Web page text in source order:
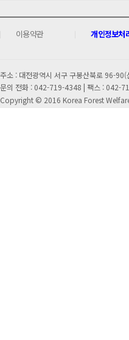
이용약관 개인정보처
주소 : 대전광역시 서구 구봉산북로 96-
문의 전화 : 042-719-4348 | 팩스 : 042-
Copyright © 2016 Korea Forest